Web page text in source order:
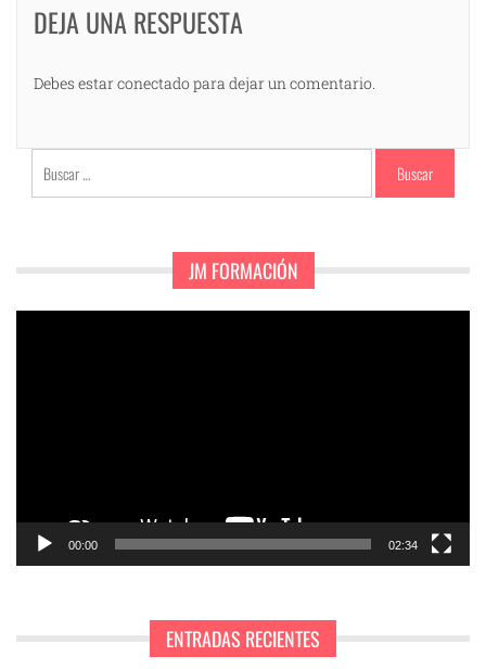
DEJA UNA RESPUESTA
Debes estar conectado para dejar un comentario.
Buscar:
JM FORMACIÓN
00:00 02:34
ENTRADAS RECIENTES